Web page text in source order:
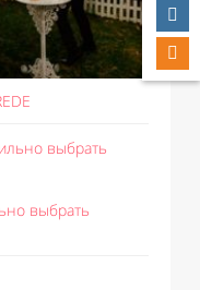
выбрать